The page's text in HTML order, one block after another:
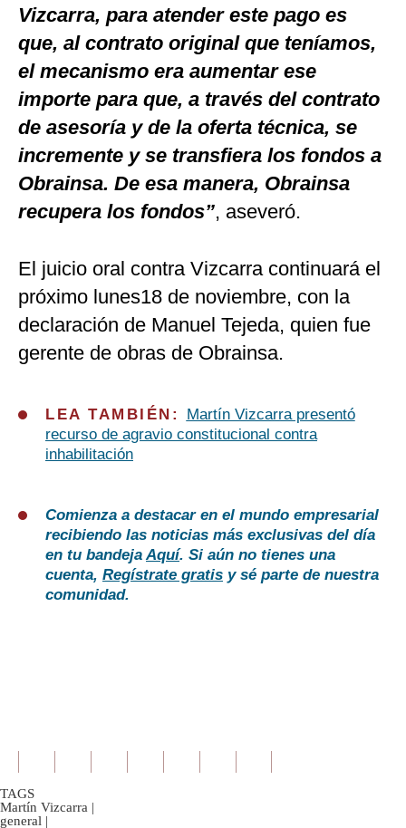
Vizcarra, para atender este pago es
que, al contrato original que teníamos,
el mecanismo era aumentar ese
importe para que, a través del contrato
de asesoría y de la oferta técnica, se
incremente y se transfiera los fondos a
Obrainsa. De esa manera, Obrainsa
recupera los fondos”, aseveró.
El juicio oral contra Vizcarra continuará el
próximo lunes18 de noviembre, con la
declaración de Manuel Tejeda, quien fue
gerente de obras de Obrainsa.
LEA TAMBIÉN:
Martín Vizcarra presentó
recurso de agravio constitucional contra
inhabilitación
Comienza a destacar en el mundo empresarial
recibiendo las noticias más exclusivas del día
en tu bandejaAquí. Si aún no tienes una
cuenta, Regístrate gratis y sé parte de nuestra
comunidad.
TAGS
Martín Vizcarra |
general |